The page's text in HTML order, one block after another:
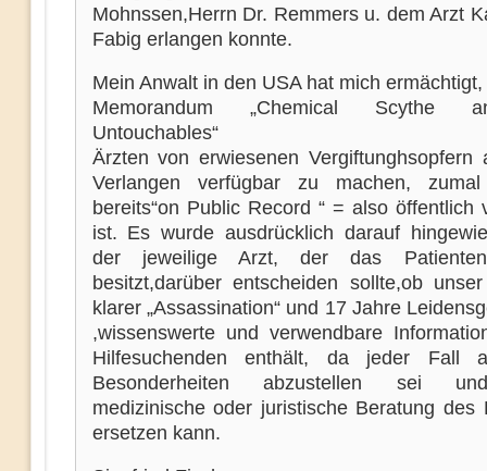
Mohnssen,Herrn Dr. Remmers u. dem Arzt
Fabig erlangen konnte.
Mein Anwalt in den USA hat mich
Memorandum „Chemical Scythe
Untouchables“
Ärzten von erwiesenen Vergiftunghsopfern
Verlangen verfügbar zu machen,
bereits“on Public Record “ = also öffentlich
ist. Es wurde ausdrücklich darauf
der jeweilige Arzt, der das
besitzt,darüber entscheiden sollte,ob
klarer „Assassination“ und 17 Jahre
,wissenswerte und verwendbare
Hilfesuchenden enthält, da jeder Fall
Besonderheiten abzustellen sei
medizinische oder juristische Beratung des
ersetzen kann.